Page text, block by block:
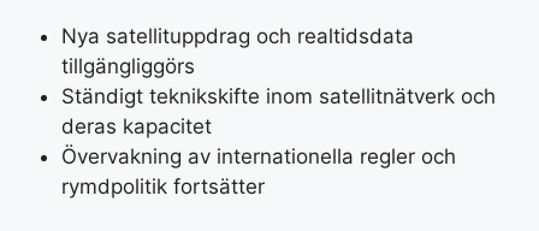
Nya satellituppdrag och realtidsdata
tillgängliggörs
Ständigt teknikskifte inom satellitnätverk och
deras kapacitet
Övervakning av internationella regler och
rymdpolitik fortsätter